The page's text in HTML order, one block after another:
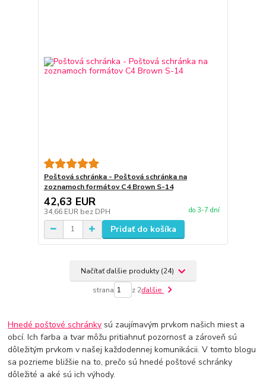
Poštová schránka - Poštová schránka na
zoznamoch formátov C4 Brown S-14
42,63 EUR
34,66 EUR bez DPH do 3-7 dní
Pridať do košíka
Načítať ďalšie produkty (24)
strana z 2ďalšie
Hnedé poštové schránky sú zaujímavým prvkom našich miest a
obcí. Ich farba a tvar môžu pritiahnuť pozornosť a zároveň sú
dôležitým prvkom v našej každodennej komunikácii. V tomto blogu
sa pozrieme bližšie na to, prečo sú hnedé poštové schránky
dôležité a aké sú ich výhody.